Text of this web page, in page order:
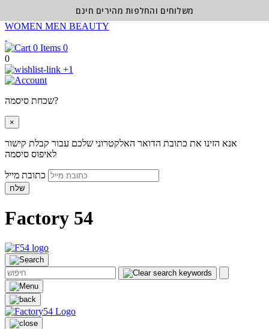
WOMEN MEN BEAUTY
0
0
+1
שכחת סיסמה?
×
אנא הזינו את כתובת הדואר האלקטרוני שלכם עבור קבלת קישור
לאיפוס סיסמה
שלח
Factory 54
משלוחים והחלפות מהירים חינם